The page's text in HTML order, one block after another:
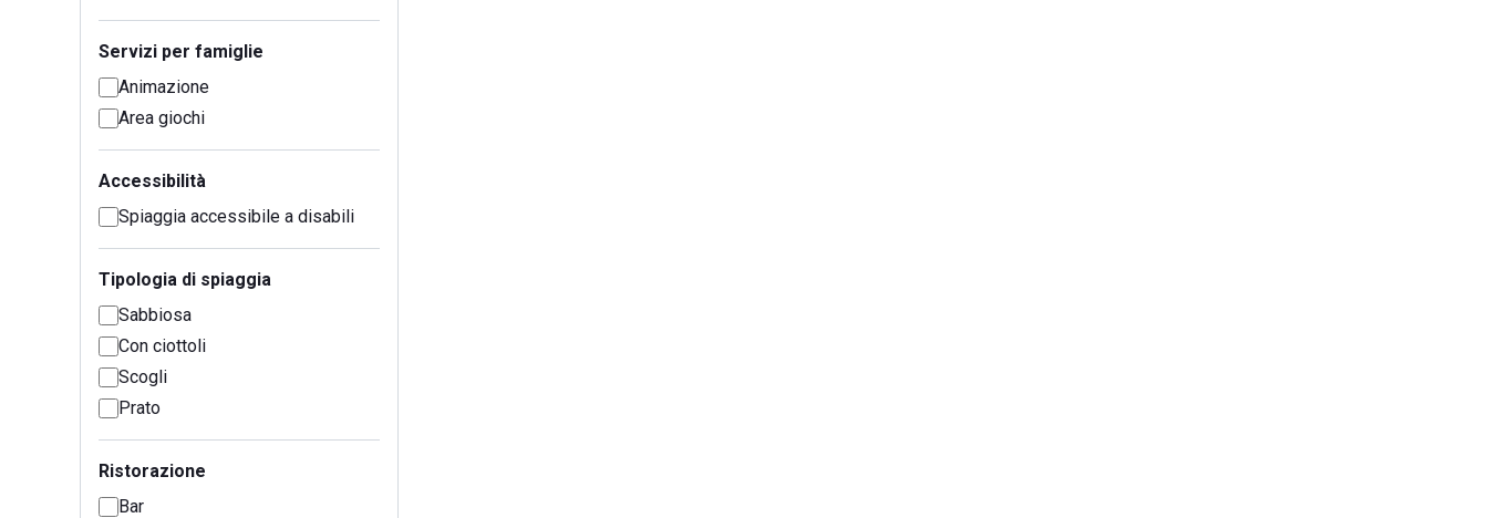
Servizi per famiglie
Animazione
Area giochi
Accessibilità
Spiaggia accessibile a disabili
Tipologia di spiaggia
Sabbiosa
Con ciottoli
Scogli
Prato
Ristorazione
Bar